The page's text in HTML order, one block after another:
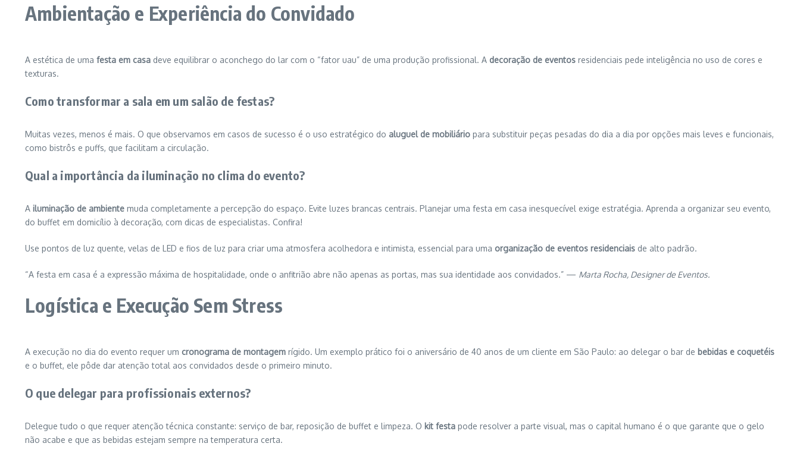
Ambientação e Experiência do Convidado
A estética de uma festa em casa deve equilibrar o aconchego do lar com o “fator uau” de uma produção profissional. A decoração de eventos residenciais pede inteligência no uso de cores e
texturas.
Como transformar a sala em um salão de festas?
Muitas vezes, menos é mais. O que observamos em casos de sucesso é o uso estratégico do aluguel de mobiliário para substituir peças pesadas do dia a dia por opções mais leves e funcionais,
como bistrôs e puffs, que facilitam a circulação.
Qual a importância da iluminação no clima do evento?
A iluminação de ambiente muda completamente a percepção do espaço. Evite luzes brancas centrais. Planejar uma festa em casa inesquecível exige estratégia. Aprenda a organizar seu evento,
do buffet em domicílio à decoração, com dicas de especialistas. Confira!
Use pontos de luz quente, velas de LED e fios de luz para criar uma atmosfera acolhedora e intimista, essencial para uma organização de eventos residenciais de alto padrão.
“A festa em casa é a expressão máxima de hospitalidade, onde o anfitrião abre não apenas as portas, mas sua identidade aos convidados.” — Marta Rocha, Designer de Eventos.
Logística e Execução Sem Stress
A execução no dia do evento requer um cronograma de montagem rígido. Um exemplo prático foi o aniversário de 40 anos de um cliente em São Paulo: ao delegar o bar de bebidas e coquetéis
e o buffet, ele pôde dar atenção total aos convidados desde o primeiro minuto.
O que delegar para profissionais externos?
Delegue tudo o que requer atenção técnica constante: serviço de bar, reposição de buffet e limpeza. O kit festa pode resolver a parte visual, mas o capital humano é o que garante que o gelo
não acabe e que as bebidas estejam sempre na temperatura certa.